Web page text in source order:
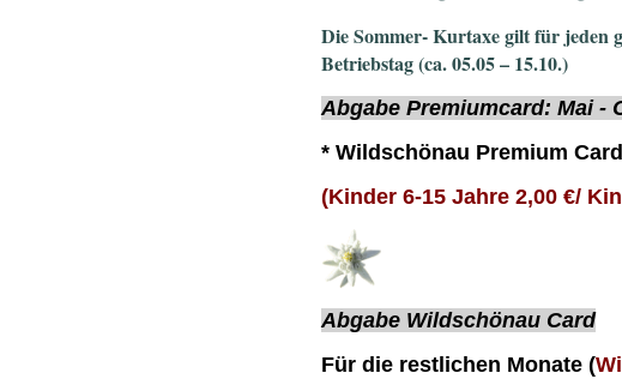
Die Sommer- Kurtaxe gilt für jeden
Betriebstag (ca. 05.05 – 15.10.)
Abgabe Premiumcard: Mai -
* Wildschönau Premium
(Kinder 6-15 Jahre 2,00 €/
Abgabe Wildschönau Card
Für die restlichen Monate (